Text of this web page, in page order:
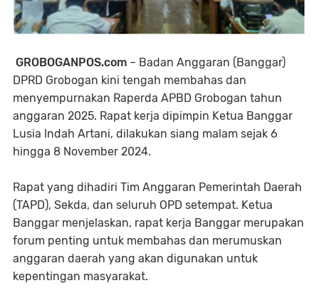
GROBOGANPOS.com – Badan Anggaran (Banggar)
DPRD Grobogan kini tengah membahas dan
menyempurnakan Raperda APBD Grobogan tahun
anggaran 2025. Rapat kerja dipimpin Ketua Banggar
Lusia Indah Artani, dilakukan siang malam sejak 6
hingga 8 November 2024.
Rapat yang dihadiri Tim Anggaran Pemerintah Daerah
(TAPD), Sekda, dan seluruh OPD setempat. Ketua
Banggar menjelaskan, rapat kerja Banggar merupakan
forum penting untuk membahas dan merumuskan
anggaran daerah yang akan digunakan untuk
kepentingan masyarakat.